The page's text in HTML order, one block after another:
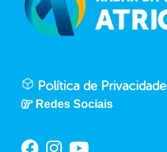
Política de Privacidade
Redes Sociais